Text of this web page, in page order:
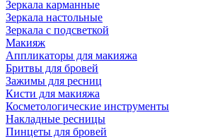
Зеркала карманные
Зеркала настольные
Зеркала с подсветкой
Макияж
Аппликаторы для макияжа
Бритвы для бровей
Зажимы для ресниц
Кисти для макияжа
Косметологические инструменты
Накладные ресницы
Пинцеты для бровей